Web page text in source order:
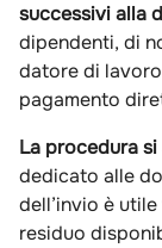
successivi alla
dipendenti, di
datore di
pagamento
La procedura
dedicato alle
dell’invio è
residuo